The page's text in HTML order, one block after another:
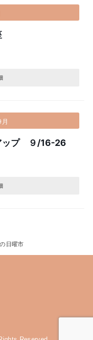
月
ップ ９/16-26
日曜市